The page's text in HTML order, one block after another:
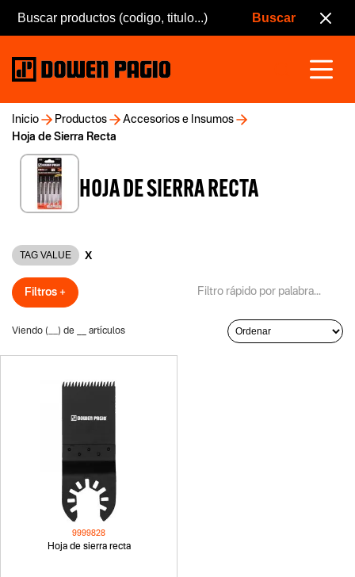
Inicio Productos
Accesorios e Insumos
Hoja de Sierra Recta
HOJA DE SIERRA RECTA
TAG VALUE X
Filtros +
Viendo ( ) de artículos
Hoja de sierra recta
9999828